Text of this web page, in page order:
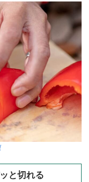
と切れる